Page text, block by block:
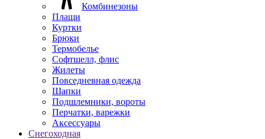
Комбинезоны
Плащи
Куртки
Брюки
Термобелье
Софтшелл, флис
Жилеты
Повседневная одежда
Шапки
Подшлемники, вороты
Перчатки, варежки
Аксессуары
Снегоходная